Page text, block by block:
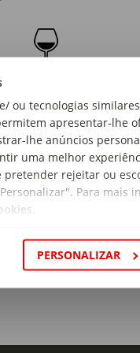
ou tecnologias
apresentar-lhe
lhe anúncios
uma melhor
pretender rejeitar ou
Para mais
PERSONALIZAR
significativos de
da terra.